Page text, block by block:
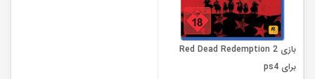
بازی Red Dead Redemption 2
برای ps4